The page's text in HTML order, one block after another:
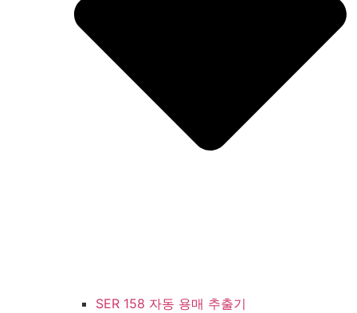
SER 158 자동 용매 추출기